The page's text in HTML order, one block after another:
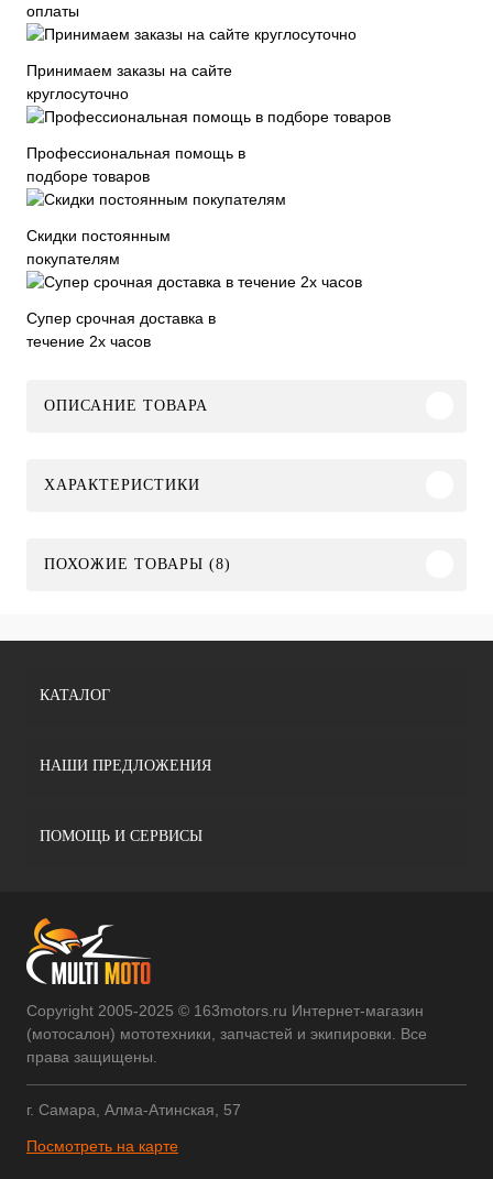
оплаты
Принимаем заказы на сайте
круглосуточно
Профессиональная помощь в
подборе товаров
Скидки постоянным
покупателям
Супер срочная доставка в
течение 2х часов
ОПИСАНИЕ ТОВАРА
ХАРАКТЕРИСТИКИ
ПОХОЖИЕ ТОВАРЫ (8)
КАТАЛОГ
НАШИ ПРЕДЛОЖЕНИЯ
ПОМОЩЬ И СЕРВИСЫ
Copyright 2005-2025 © 163motors.ru Интернет-магазин
(мотосалон) мототехники, запчастей и экипировки. Все
права защищены.
г. Самара, Алма-Атинская, 57
Посмотреть на карте